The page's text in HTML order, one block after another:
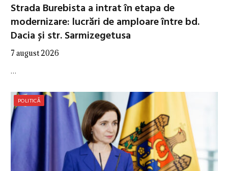
Strada Burebista a intrat în etapa de
modernizare: lucrări de amploare între bd.
Dacia și str. Sarmizegetusa
7 august 2026
…
POLITICĂ